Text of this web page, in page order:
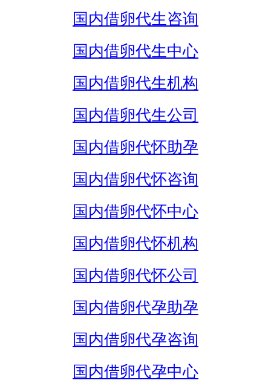
国内借卵代生咨询
国内借卵代生中心
国内借卵代生机构
国内借卵代生公司
国内借卵代怀助孕
国内借卵代怀咨询
国内借卵代怀中心
国内借卵代怀机构
国内借卵代怀公司
国内借卵代孕助孕
国内借卵代孕咨询
国内借卵代孕中心